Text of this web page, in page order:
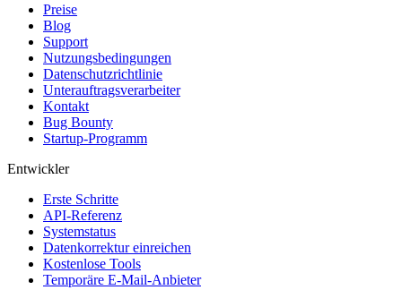
Preise
Blog
Support
Nutzungsbedingungen
Datenschutzrichtlinie
Unterauftragsverarbeiter
Kontakt
Bug Bounty
Startup-Programm
Entwickler
Erste Schritte
API-Referenz
Systemstatus
Datenkorrektur einreichen
Kostenlose Tools
Temporäre E-Mail-Anbieter